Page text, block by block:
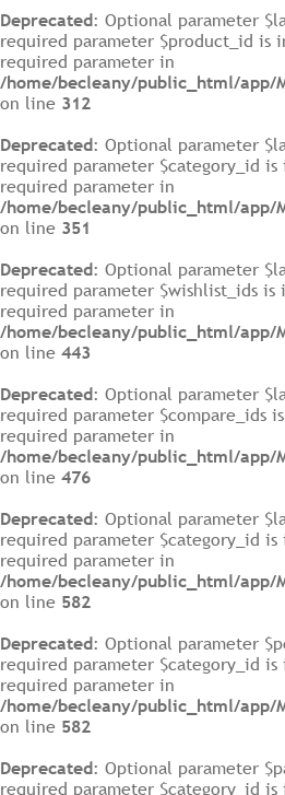
Deprecated: Optional parameter
required parameter $product_id is
required parameter in
/home/becleany/public_html/app/
on line 312
Deprecated: Optional parameter
required parameter $category_id
required parameter in
/home/becleany/public_html/app/
on line 351
Deprecated: Optional parameter
required parameter $wishlist_ids
required parameter in
/home/becleany/public_html/app/
on line 443
Deprecated: Optional parameter
required parameter $compare_ids
required parameter in
/home/becleany/public_html/app/
on line 476
Deprecated: Optional parameter
required parameter $category_id
required parameter in
/home/becleany/public_html/app/
on line 582
Deprecated: Optional parameter
required parameter $category_id
required parameter in
/home/becleany/public_html/app/
on line 582
Deprecated: Optional parameter
required parameter $category_id